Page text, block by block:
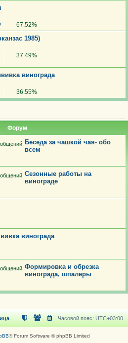
67.52%
1985)
37.49%
винограда
36.55%
Форум
Беседа за чашкой чая- обо
всем
Сезонные работы на
винограде
винограда
Формировка и обрезка
винограда, шпалеры
Часовой пояс: UTC+03:00
® Forum Software © phpBB Limited